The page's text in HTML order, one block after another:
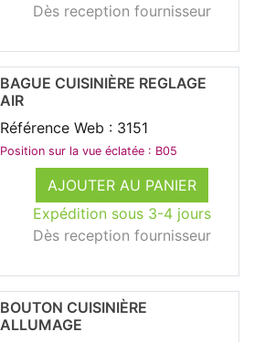
Dès reception fournisseur
AJOUTER AU PANIER
Expédition sous 3-4 jours
Dès reception fournisseur
BAGUE CUISINIÈRE REGLAGE
AIR
Référence Web : 3151
Position sur la vue éclatée : B05
BOUTON CUISINIÈRE
ALLUMAGE